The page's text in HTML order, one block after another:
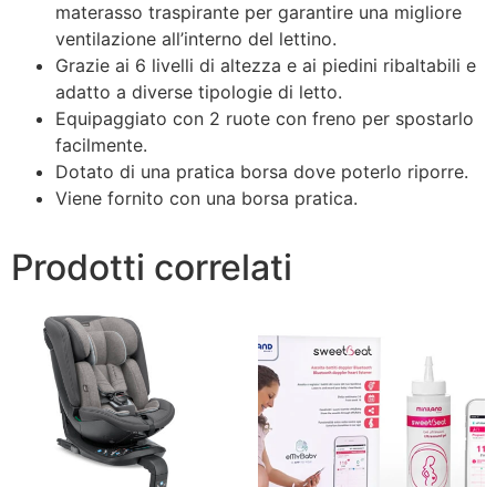
materasso traspirante per garantire una migliore
ventilazione all’interno del lettino.
Grazie ai 6 livelli di altezza e ai piedini ribaltabili e
adatto a diverse tipologie di letto.
Equipaggiato con 2 ruote con freno per spostarlo
facilmente.
Dotato di una pratica borsa dove poterlo riporre.
Viene fornito con una borsa pratica.
Prodotti correlati